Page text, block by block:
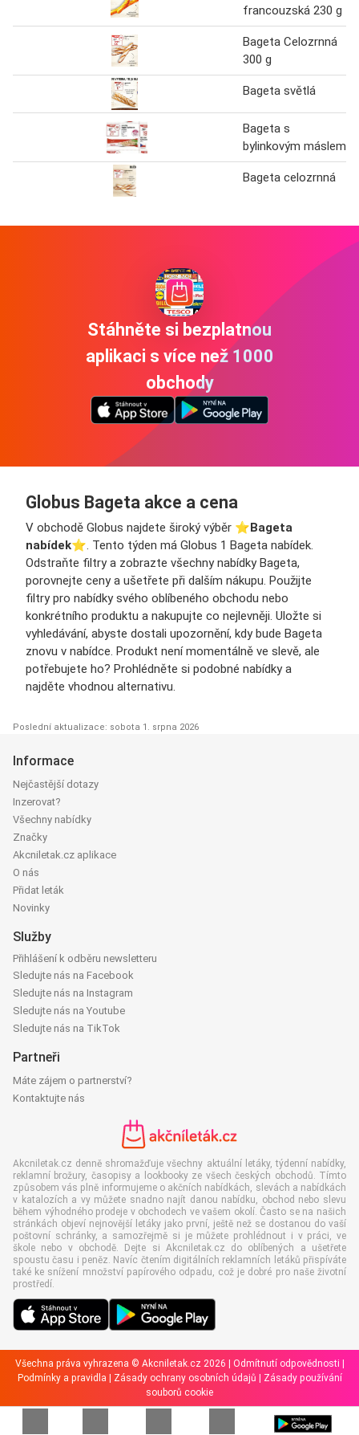
francouzská 230 g
Bageta Celozrnná
300 g
Bageta světlá
Bageta s
bylinkovým máslem
Bageta celozrnná
Stáhněte si bezplatnou
aplikaci s více než 1000
obchody
Globus Bageta akce a cena
V obchodě Globus najdete široký výběr ⭐️Bageta
nabídek⭐️. Tento týden má Globus 1 Bageta nabídek.
Odstraňte filtry a zobrazte všechny nabídky Bageta,
porovnejte ceny a ušetřete při dalším nákupu. Použijte
filtry pro nabídky svého oblíbeného obchodu nebo
konkrétního produktu a nakupujte co nejlevněji. Uložte si
vyhledávání, abyste dostali upozornění, kdy bude Bageta
znovu v nabídce. Produkt není momentálně ve slevě, ale
potřebujete ho? Prohlédněte si podobné nabídky a
najděte vhodnou alternativu.
Poslední aktualizace: sobota 1. srpna 2026
Informace
Nejčastější dotazy
Inzerovat?
Všechny nabídky
Značky
Akcniletak.cz aplikace
O nás
Přidat leták
Novinky
Služby
Přihlášení k odběru newsletteru
Sledujte nás na Facebook
Sledujte nás na Instagram
Sledujte nás na Youtube
Sledujte nás na TikTok
Partneři
Máte zájem o partnerství?
Kontaktujte nás
Akcniletak.cz denně shromažďuje všechny aktuální letáky, týdenní nabídky,
reklamní brožury, časopisy a lookbooky ze všech českých obchodů. Tímto
způsobem vás plně informujeme o akčních nabídkách, slevách a nabídkách
v katalozích a vy můžete snadno najít danou nabídku, obchod nebo slevu
během výhodného prodeje v obchodech ve vašem okolí. Často se na našich
stránkách objeví nejnovější letáky jako první, ještě než se dostanou do vaší
poštovní schránky, a samozřejmě si je můžete prohlédnout i v práci, ve
škole nebo v obchodě. Dejte si Akcniletak.cz do oblíbených a ušetřete
spoustu času i peněz. Navíc čtením digitálních reklamních letáků přispíváte
také ke snížení množství papírového odpadu, což je dobré pro naše životní
prostředí.
Všechna práva vyhrazena © Akcniletak.cz 2026 | Odmítnutí odpovědnosti |
Podmínky a pravidla | Zásady ochrany osobních údajů | Zásady používání
souborů cookie